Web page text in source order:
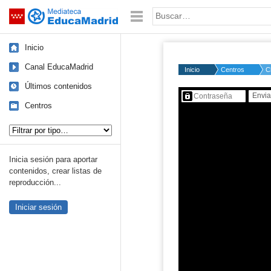
Saltar navegación Palabra o frase:
Inicio
Canal EducaMadrid
Últimos contenidos
Centros
Inicia sesión para aportar
contenidos, crear listas de
reproducción...
Iniciar sesión
Inicio Centros
Contenido protegido…